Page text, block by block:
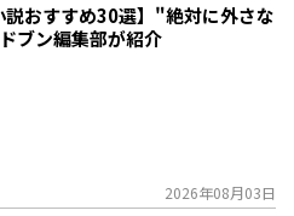
説おすすめ30選】"絶対に外さな
ブン編集部が紹介
2026年08月03日